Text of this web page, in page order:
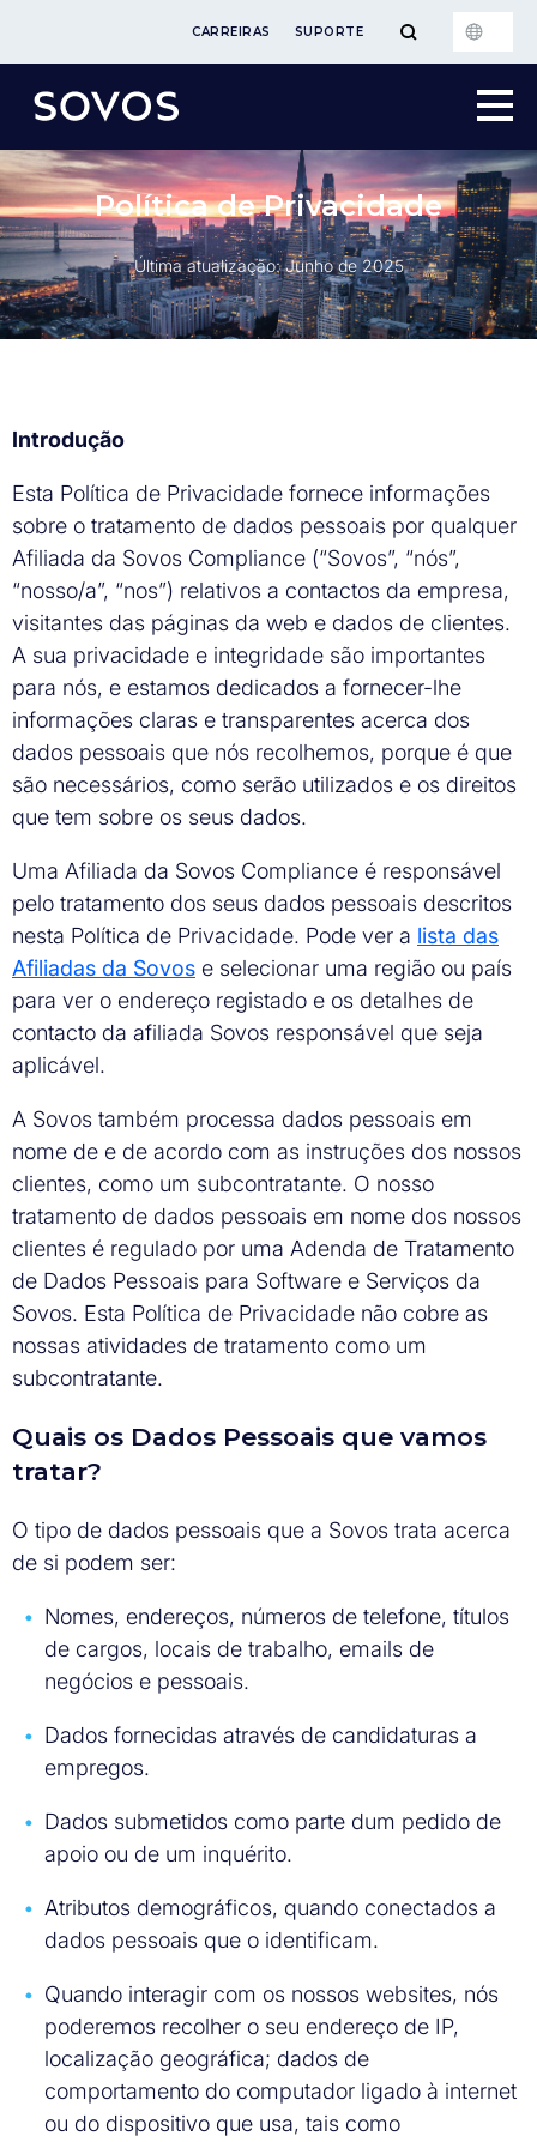
CARREIRAS SUPORTE
Política de Privacidade
Última atualização: Junho de 2025
Introdução
Esta Política de Privacidade fornece informações
sobre o tratamento de dados pessoais por qualquer
Afiliada da Sovos Compliance (“Sovos”, “nós”,
“nosso/a”, “nos”) relativos a contactos da empresa,
visitantes das páginas da web e dados de clientes.
A sua privacidade e integridade são importantes
para nós, e estamos dedicados a fornecer-lhe
informações claras e transparentes acerca dos
dados pessoais que nós recolhemos, porque é que
são necessários, como serão utilizados e os direitos
que tem sobre os seus dados.
Uma Afiliada da Sovos Compliance é responsável
pelo tratamento dos seus dados pessoais descritos
nesta Política de Privacidade. Pode ver a lista das
Afiliadas da Sovos e selecionar uma região ou país
para ver o endereço registado e os detalhes de
contacto da afiliada Sovos responsável que seja
aplicável.
A Sovos também processa dados pessoais em
nome de e de acordo com as instruções dos nossos
clientes, como um subcontratante. O nosso
tratamento de dados pessoais em nome dos nossos
clientes é regulado por uma Adenda de Tratamento
de Dados Pessoais para Software e Serviços da
Sovos. Esta Política de Privacidade não cobre as
nossas atividades de tratamento como um
subcontratante.
Quais os Dados Pessoais que vamos
tratar?
O tipo de dados pessoais que a Sovos trata acerca
de si podem ser:
Nomes, endereços, números de telefone, títulos
de cargos, locais de trabalho, emails de
negócios e pessoais.
Dados fornecidas através de candidaturas a
empregos.
Dados submetidos como parte dum pedido de
apoio ou de um inquérito.
Atributos demográficos, quando conectados a
dados pessoais que o identificam.
Quando interagir com os nossos websites, nós
poderemos recolher o seu endereço de IP,
localização geográfica; dados de
comportamento do computador ligado à internet
ou do dispositivo que usa, tais como